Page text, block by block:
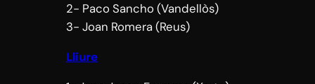
2- Paco Sancho (Vandellòs)
3- Joan Romera (Reus)
Lliure